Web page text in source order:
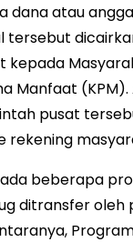
dana atau
tersebut
kepada
Manfaat
pusat
rekening
beberapa
ditransfer oleh